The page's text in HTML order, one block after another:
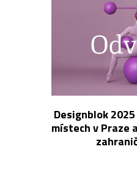
Designblok
místech v Praze